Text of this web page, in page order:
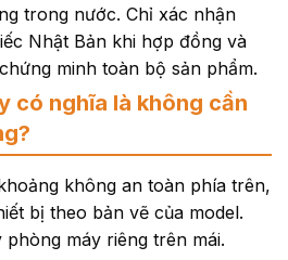
trong nước. Chỉ xác nhận
Nhật Bản khi hợp đồng và
minh toàn bộ sản phẩm.
có nghĩa là không cần
không an toàn phía trên,
bị theo bản vẽ của model.
máy riêng trên mái.